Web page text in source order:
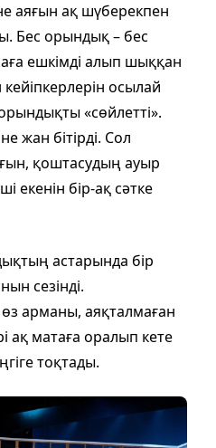
аяғын ақ шүберекпен
Бес орындық – бес
ешкімді алып шыққан
осылай
«сөйлетті».
жан бітірді. Сол
қоштасудың ауыр
екенін бір-ақ сәтке
астарында бір
сезінді.
арманы, аяқталмаған
ақ матаға оралып кете
тоқтады.